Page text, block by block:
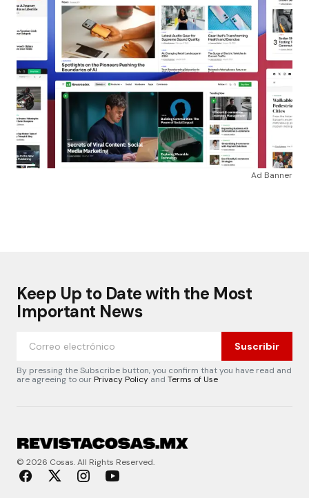
Ad Banner
Keep Up to Date with the Most
Important News
Suscribir
By pressing the Subscribe button, you confirm that you have read and
are agreeing to ourPrivacy Policy and Terms of Use
© 2026 Cosas. All Rights Reserved.